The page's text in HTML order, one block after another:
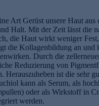
Art Gerüst unsere Haut aus
Halt. Mit der Zeit lässt die
die Haut wirkt weniger
die Kollagenbildung an und
Durch die
Reduzierung von
Herauszuheben ist die sehr
kann als Serum, als
oder als Wirkstoff in
werden.